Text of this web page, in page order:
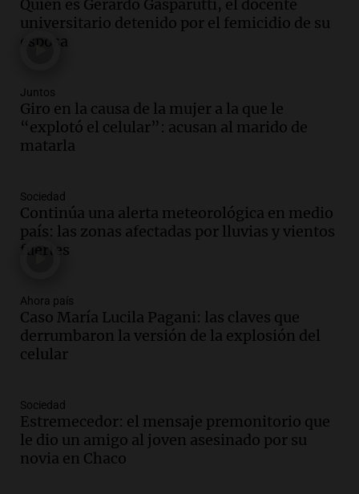
recordó su paso por Perú: "Nos decía
siempre: ''Difundan el milagro''"
Viva la Radio
Audio.
más femicidios del país, según informe
de Casa del Encuentro
Panorama Federal
viviendas paralizadas tras el cierre de
Procrear en la provincia
Panorama Federal
Episodios
propiedad privada genera preocupación
y críticas entre senadores
Panorama Federal
Episodios
un pilar cultural y social según Antonio
Marocco
Panorama Federal
Episodios
Quién es Gerardo Gasparutti, el docente
universitario detenido por el femicidio de su
esposa
Juntos
Giro en la causa de la mujer a la que le
“explotó el celular”: acusan al marido de
matarla
Sociedad
Continúa una alerta meteorológica en medio
país: las zonas afectadas por lluvias y vientos
fuertes
Ahora país
Caso María Lucila Pagani: las claves que
derrumbaron la versión de la explosión del
celular
Sociedad
Estremecedor: el mensaje premonitorio que
le dio un amigo al joven asesinado por su
novia en Chaco